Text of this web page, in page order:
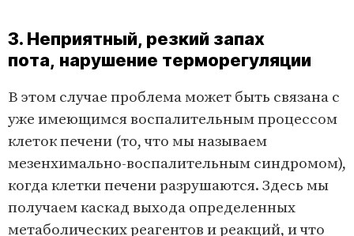
3. Неприятный, резкий запах
пота, нарушение терморегуляции
В этом случае проблема может быть связана с
уже имеющимся воспалительным процессом
клеток печени (то, что мы называем
мезенхимально-воспалительным синдромом),
когда клетки печени разрушаются. Здесь мы
получаем каскад выхода определенных
метаболических реагентов и реакций, и что